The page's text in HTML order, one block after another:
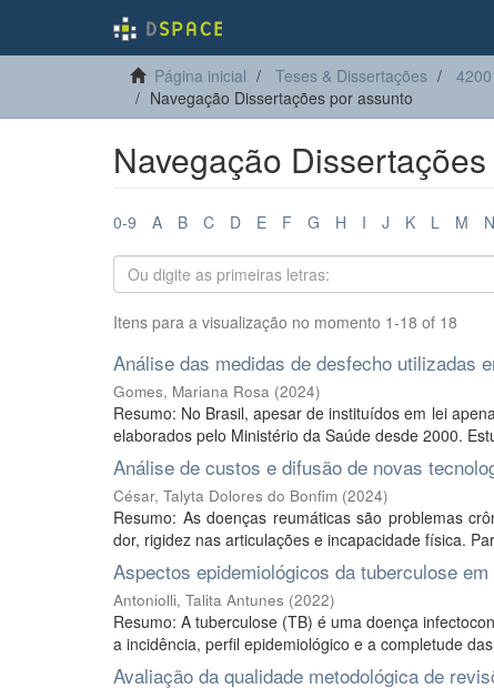
Página inicial Teses & Dissertações
Navegação Dissertações por assunto
Navegação
0-9 A B C D E F G H I J K L M N
Itens para a visualização no momento 1-18 of 18
Análise das medidas de desfecho utilizadas
Gomes, Mariana Rosa (2024)
Resumo: No Brasil, apesar de instituídos em lei
elaborados pelo Ministério da Saúde desde 2000.
Análise de custos e difusão de novas
César, Talyta Dolores do Bonfim (2024)
Resumo: As doenças reumáticas são problemas
dor, rigidez nas articulações e incapacidade física.
Aspectos epidemiológicos da tuberculose
Antoniolli, Talita Antunes (2022)
Resumo: A tuberculose (TB) é uma doença
a incidência, perfil epidemiológico e a completude
Avaliação da qualidade metodológica de